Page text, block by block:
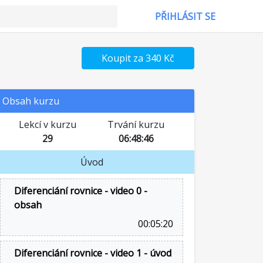
PŘIHLÁSIT SE
Koupit za 340 Kč
Obsah kurzu
Lekcí v kurzu
29
Trvání kurzu
06:48:46
Úvod
Diferenciání rovnice - video 0 -
obsah
00:05:20
Diferenciání rovnice - video 1 - úvod